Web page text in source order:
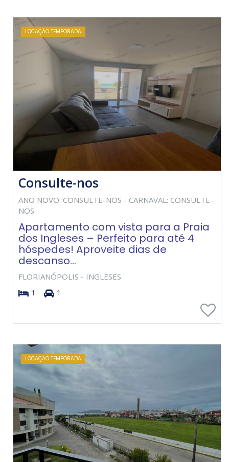
LOCAÇÃO TEMPORADA
Consulte-nos
ANO NOVO: CONSULTE-NOS - CARNAVAL: CONSULTE-
NOS
Apartamento com vista para a Praia
dos Ingleses – Perfeito para até 4
hóspedes! Aproveite dias de
descanso...
FLORIANÓPOLIS - INGLESES
1
1
LOCAÇÃO TEMPORADA